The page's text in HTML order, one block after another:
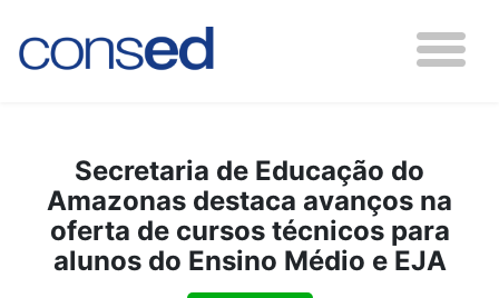
Secretaria de Educação do
Amazonas destaca avanços na
oferta de cursos técnicos para
alunos do Ensino Médio e EJA